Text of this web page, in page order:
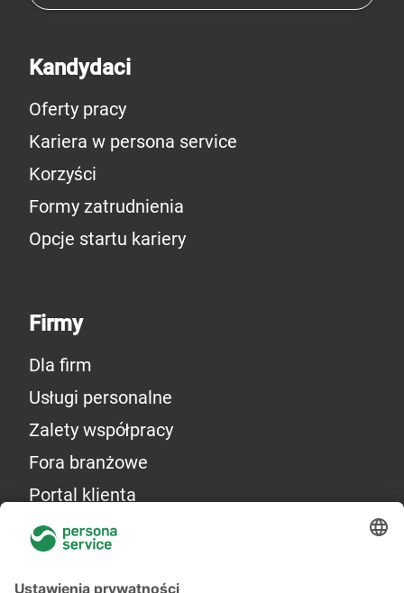
Kandydaci
Oferty pracy
Kariera w persona service
Korzyści
Formy zatrudnienia
Opcje startu kariery
Firmy
Dla firm
Usługi personalne
Zalety współpracy
Fora branżowe
Portal klienta
Więcej o nas